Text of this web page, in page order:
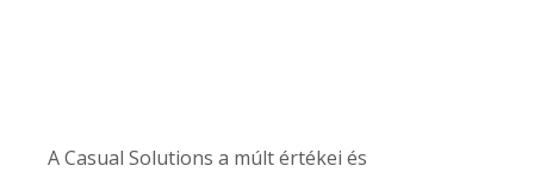
A Casual Solutions a múlt értékei és